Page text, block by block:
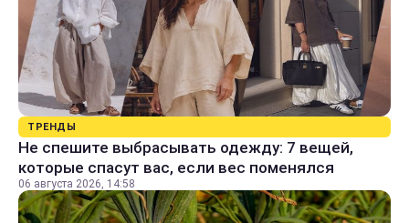
ТРЕНДЫ
Не спешите выбрасывать одежду: 7 вещей,
которые спасут вас, если вес поменялся
06 августа 2026, 14:58